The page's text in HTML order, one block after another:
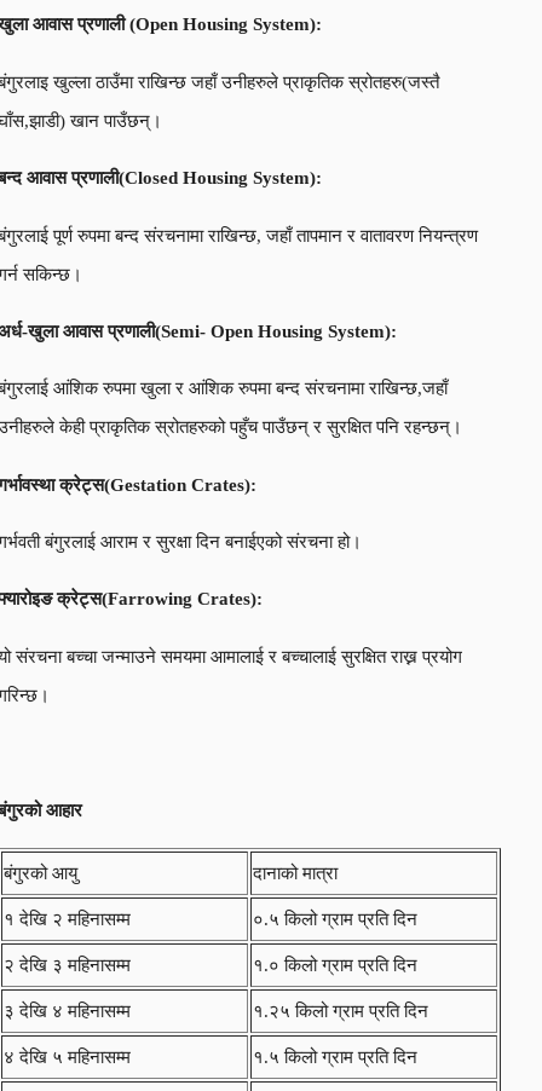
आवास प्रणाली (Open Housing System):
खुल्ला ठाउँमा राखिन्छ जहाँ उनीहरुले प्राकृतिक स्रोतहरु(जस्तै
खान पाउँछन्।
आवास प्रणाली(Closed Housing System):
पूर्ण रुपमा बन्द संरचनामा राखिन्छ, जहाँ तापमान र वातावरण नियन्त्रण
सकिन्छ।
खुला आवास प्रणाली(Semi- Open Housing System):
आंशिक रुपमा खुला र आंशिक रुपमा बन्द संरचनामा राखिन्छ,जहाँ
केही प्राकृतिक स्रोतहरुको पहुँच पाउँछन् र सुरक्षित पनि रहन्छन्।
क्रेट्स(Gestation Crates):
बंगुरलाई आराम र सुरक्षा दिन बनाईएको संरचना हो।
क्रेट्स(Farrowing Crates):
संरचना बच्चा जन्माउने समयमा आमालाई र बच्चालाई सुरक्षित राख्न प्रयोग
आहार
बंगुरको आयु दानाको मात्रा
१ देखि २ महिनासम्म ०.५ किलो ग्राम प्रति दिन
२ देखि ३ महिनासम्म १.० किलो ग्राम प्रति दिन
३ देखि ४ महिनासम्म १.२५ किलो ग्राम प्रति दिन
४ देखि ५ महिनासम्म १.५ किलो ग्राम प्रति दिन